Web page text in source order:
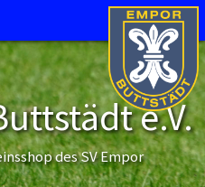
e.V.
des SV Empor